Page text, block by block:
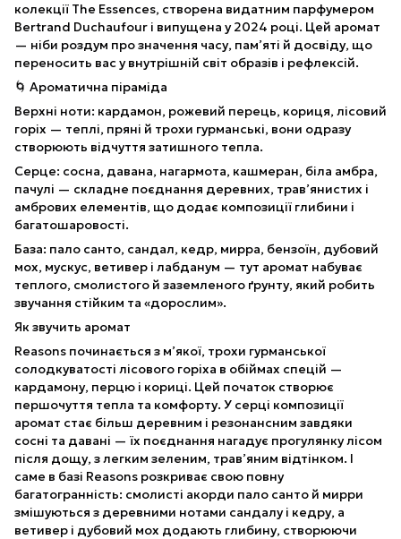
колекції The Essences, створена видатним парфумером
Bertrand Duchaufour і випущена у 2024 році. Цей аромат
— ніби роздум про значення часу, пам’яті й досвіду, що
переносить вас у внутрішній світ образів і рефлексій.
🌀 Ароматична піраміда
Верхні ноти: кардамон, рожевий перець, кориця, лісовий
горіх — теплі, пряні й трохи гурманські, вони одразу
створюють відчуття затишного тепла.
Серце: сосна, давана, нагармота, кашмеран, біла амбра,
пачулі — складне поєднання деревних, трав’янистих і
амбрових елементів, що додає композиції глибини і
багатошаровості.
База: пало санто, сандал, кедр, мирра, бензоїн, дубовий
мох, мускус, ветивер і лабданум — тут аромат набуває
теплого, смолистого й заземленого ґрунту, який робить
звучання стійким та «дорослим».
Як звучить аромат
Reasons починається з м’якої, трохи гурманської
солодкуватості лісового горіха в обіймах спецій —
кардамону, перцю і кориці. Цей початок створює
першочуття тепла та комфорту. У серці композиції
аромат стає більш деревним і резонансним завдяки
сосні та давані — їх поєднання нагадує прогулянку лісом
після дощу, з легким зеленим, трав’яним відтінком. І
саме в базі Reasons розкриває свою повну
багатогранність: смолисті акорди пало санто й мирри
змішуються з деревними нотами сандалу і кедру, а
ветивер і дубовий мох додають глибину, створюючи